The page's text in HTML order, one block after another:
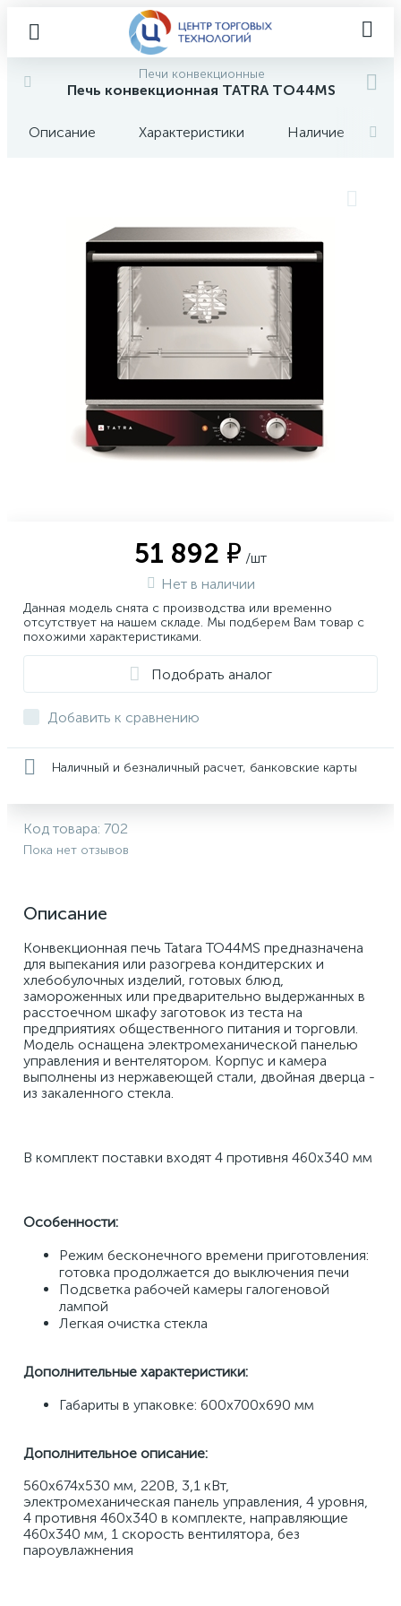
Печи конвекционные
Печь конвекционная TATRA TO44MS
Описание Характеристики Наличие
51 892 ₽ /шт
Нет в наличии
Данная модель снята с производства или временно
отсутствует на нашем складе. Мы подберем Вам товар с
похожими характеристиками.
Подобрать аналог
Добавить к сравнению
Наличный и безналичный расчет, банковские карты
Код товара: 702
Пока нет отзывов
Описание
Конвекционная печь Tatara TO44MS предназначена
для выпекания или разогрева кондитерских и
хлебобулочных изделий, готовых блюд,
замороженных или предварительно выдержанных в
расстоечном шкафу заготовок из теста на
предприятиях общественного питания и торговли.
Модель оснащена электромеханической панелью
управления и вентелятором. Корпус и камера
выполнены из нержавеющей стали, двойная дверца -
из закаленного стекла.
В комплект поставки входят 4 противня 460х340 мм
Особенности:
Режим бесконечного времени приготовления:
готовка продолжается до выключения печи
Подсветка рабочей камеры галогеновой
лампой
Легкая очистка стекла
Дополнительные характеристики:
Габариты в упаковке: 600х700х690 мм
Дополнительное описание:
560х674х530 мм, 220В, 3,1 кВт,
электромеханическая панель управления, 4 уровня,
4 противня 460х340 в комплекте, направляющие
460х340 мм, 1 скорость вентилятора, без
пароувлажнения